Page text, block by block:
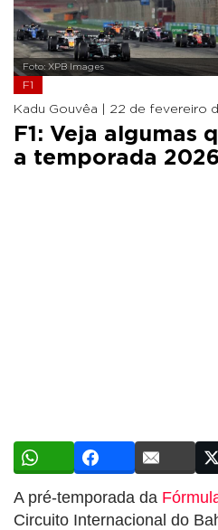
Foto: XPB Images
F1
Kadu Gouvêa | 22 de fevereiro
F1: Veja algumas
a temporada 2026
A pré-temporada da
Circuito Internacional do